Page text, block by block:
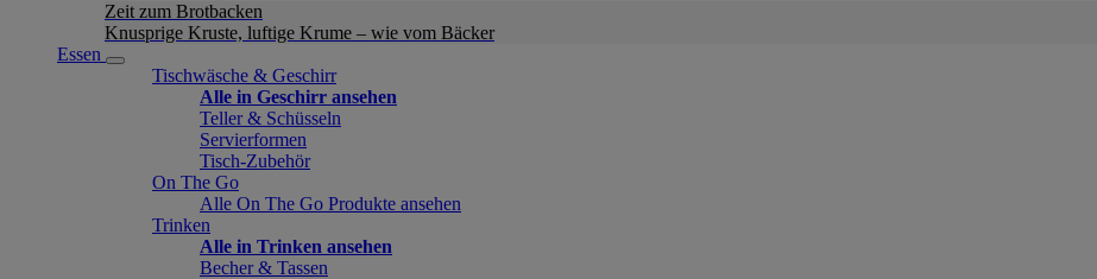
Zeit zum Brotbacken
Knusprige Kruste, luftige Krume – wie vom Bäcker
Essen
Tischwäsche & Geschirr
Alle in Geschirr ansehen
Teller & Schüsseln
Servierformen
Tisch-Zubehör
On The Go
Alle On The Go Produkte ansehen
Trinken
Alle in Trinken ansehen
Becher & Tassen